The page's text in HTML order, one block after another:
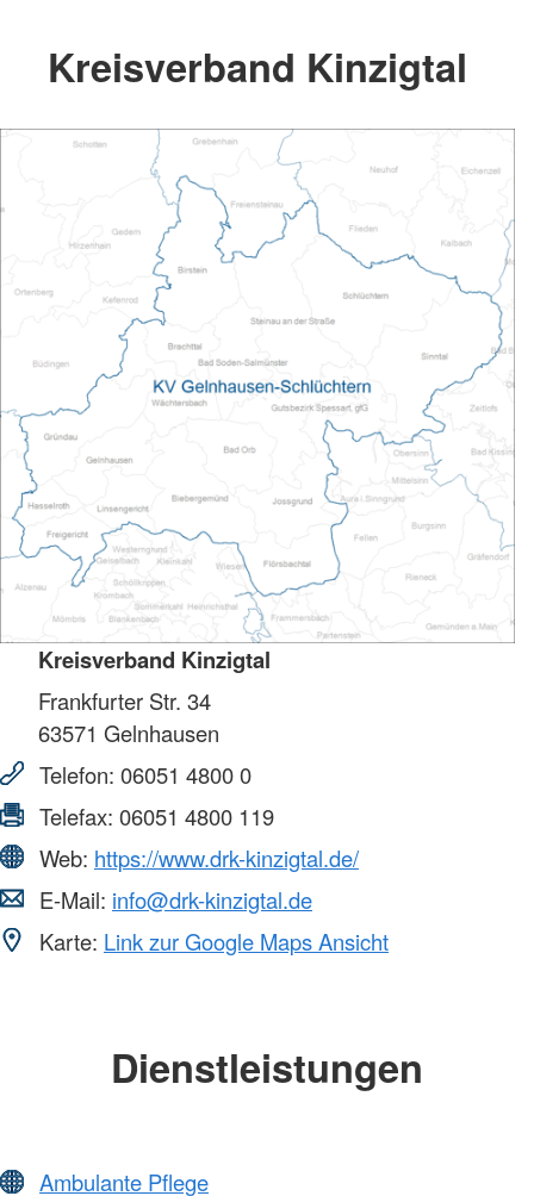
Kreisverband Kinzigtal
Kreisverband Kinzigtal
Frankfurter Str. 34
63571 Gelnhausen
Telefon: 06051 4800 0
Telefax: 06051 4800 119
Web: https://www.drk-kinzigtal.de/
E-Mail: info@drk-kinzigtal.de
Karte: Link zur Google Maps Ansicht
Dienstleistungen
Ambulante Pflege